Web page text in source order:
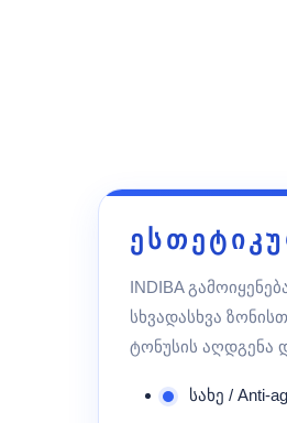
INDIBA
სხვადასხვა
ტონუსის აღდგენა
სახე / Anti-